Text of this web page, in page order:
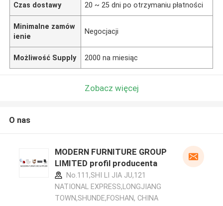
Czas dostawy 20 ~ 25 dni po otrzymaniu płatności
Minimalne zamów
ienie
Negocjacji
Możliwość Supply 2000 na miesiąc
Zobacz więcej
O nas
MODERN FURNITURE GROUP
LIMITED profil producenta
No.111,SHI LI JIA JU,121
NATIONAL EXPRESS,LONGJIANG
TOWN,SHUNDE,FOSHAN, CHINA